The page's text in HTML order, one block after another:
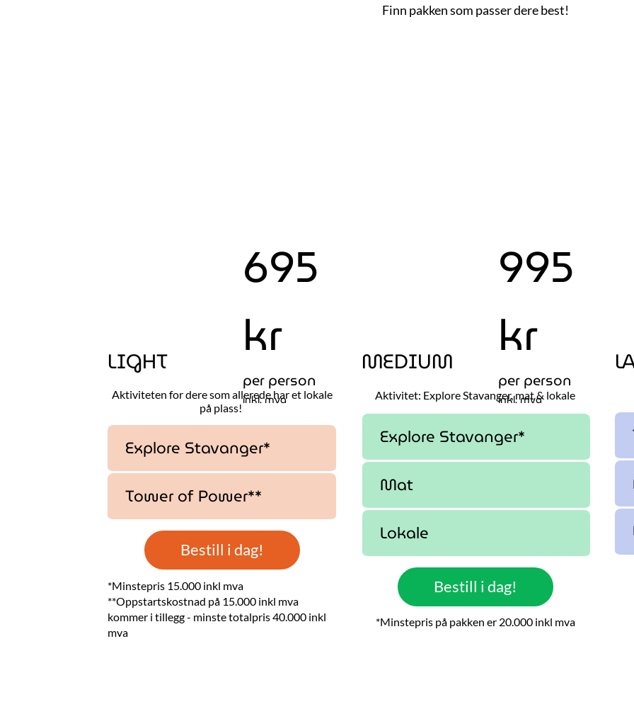
Finn pakken som passer dere best!
LIGHT
Bestill i dag!
Aktiviteten for dere som allerede har et lokale
på plass!
*Minstepris 15.000 inkl mva
**Oppstartskostnad på 15.000 inkl mva
kommer i tillegg - minste totalpris 40.000 inkl
mva
Explore Stavanger*
Tower of Power**
695
kr
per person
inkl. mva
995
kr
per person
inkl. mva
MEDIUM
Aktivitet: Explore Stavanger, mat & lokale
Explore Stavanger*
Mat
Lokale
Bestill i dag!
*Minstepris på pakken er 20.000 inkl mva